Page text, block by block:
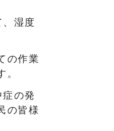
湿度
の作業
。
の発
の皆様